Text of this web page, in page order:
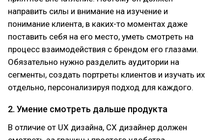
направить силы и внимание на изучение и
понимание клиента, в каких-то моментах даже
поставить себя на его место, уметь смотреть на
процесс взаимодействия с брендом его глазами.
Обязательно нужно разделить аудитории на
сегменты, создать портреты клиентов и изучать их
отдельно, персонализируя подход для каждого.
2. Умение смотреть дальше продукта
В отличие от UX дизайна, CX дизайнер должен